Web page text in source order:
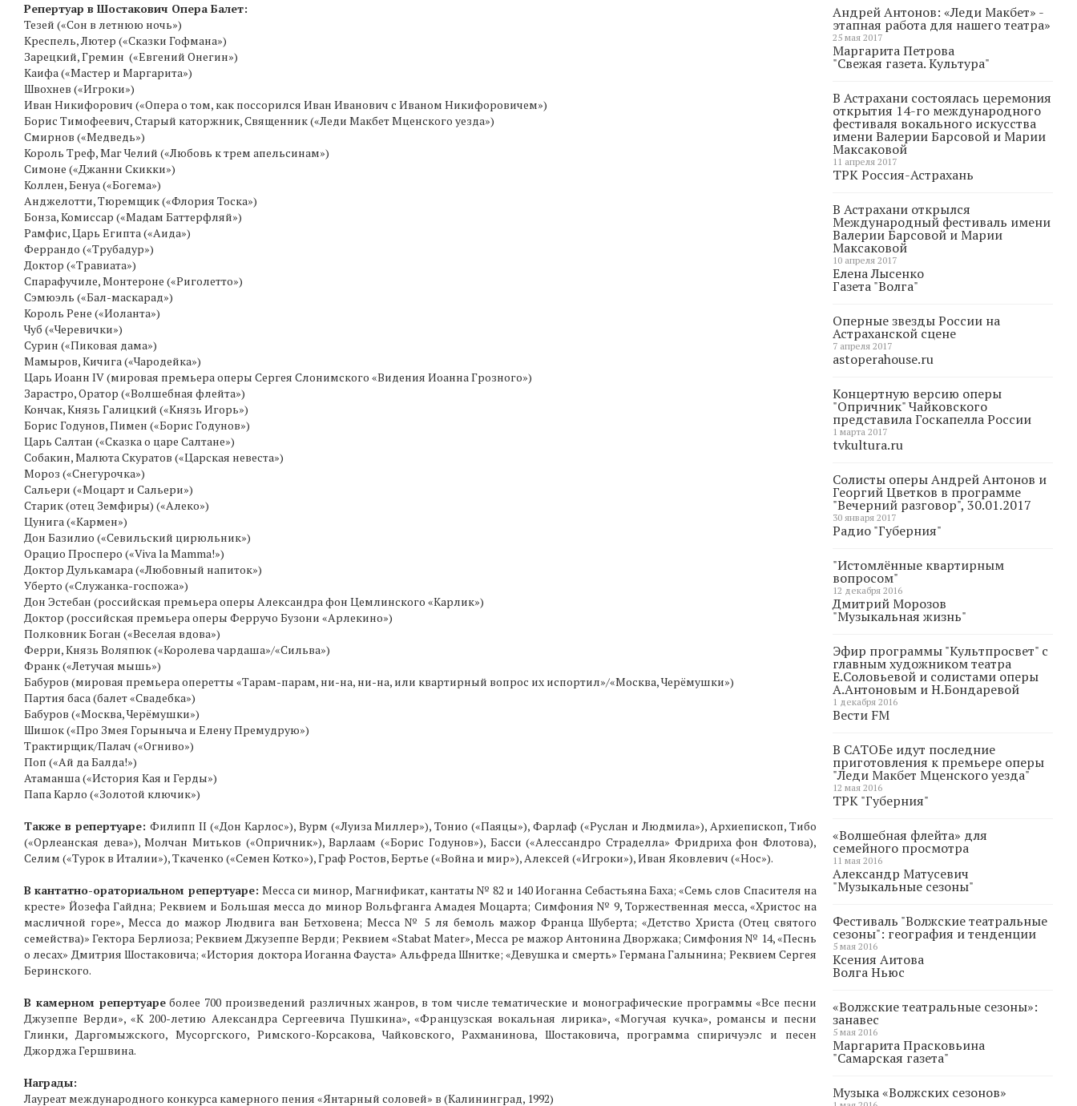
Андрей Антонов: «Леди Макбет» -
этапная работа для нашего театра»
25 мая 2017
Маргарита Петрова
"Свежая газета. Культура"
В Астрахани состоялась церемония
открытия 14-го международного
фестиваля вокального искусства
имени Валерии Барсовой и Марии
Максаковой
11 апреля 2017
ТРК Россия-Астрахань
В Астрахани открылся
Международный фестиваль имени
Валерии Барсовой и Марии
Максаковой
10 апреля 2017
Елена Лысенко
Газета "Волга"
Оперные звезды России на
Астраханской сцене
7 апреля 2017
astoperahouse.ru
Концертную версию оперы
"Опричник" Чайковского
представила Госкапелла России
1 марта 2017
tvkultura.ru
Солисты оперы Андрей Антонов и
Георгий Цветков в программе
"Вечерний разговор", 30.01.2017
30 января 2017
Радио "Губерния"
"Истомлённые квартирным
вопросом"
12 декабря 2016
Дмитрий Морозов
"Музыкальная жизнь"
Эфир программы "Культпросвет" с
главным художником театра
Е.Соловьевой и солистами оперы
А.Антоновым и Н.Бондаревой
1 декабря 2016
Вести FM
В САТОБе идут последние
приготовления к премьере оперы
"Леди Макбет Мценского уезда"
12 мая 2016
ТРК "Губерния"
«Волшебная флейта» для
семейного просмотра
11 мая 2016
Александр Матусевич
"Музыкальные сезоны"
Фестиваль "Волжские театральные
сезоны": география и тенденции
5 мая 2016
Ксения Аитова
Волга Ньюс
«Волжские театральные сезоны»:
занавес
5 мая 2016
Маргарита Прасковьина
"Самарская газета"
Музыка «Волжских сезонов»
Репертуар в Шостакович Опера Балет:
Тезей («Сон в летнюю ночь»)
Креспель, Лютер («Сказки Гофмана»)
Зарецкий, Гремин («Евгений Онегин»)
Каифа («Мастер и Маргарита»)
Швохнев («Игроки»)
Иван Никифорович («Опера о том, как поссорился Иван Иванович с Иваном Никифоровичем»)
Борис Тимофеевич, Старый каторжник, Священник («Леди Макбет Мценского уезда»)
Смирнов («Медведь»)
Король Треф, Маг Челий («Любовь к трем апельсинам»)
Симоне («Джанни Скикки»)
Коллен, Бенуа («Богема»)
Анджелотти, Тюремщик («Флория Тоска»)
Бонза, Комиссар («Мадам Баттерфляй»)
Рамфис, Царь Египта («Аида»)
Феррандо («Трубадур»)
Доктор («Травиата»)
Спарафучиле, Монтероне («Риголетто»)
Сэмюэль («Бал-маскарад»)
Король Рене («Иоланта»)
Чуб («Черевички»)
Сурин («Пиковая дама»)
Мамыров, Кичига («Чародейка»)
Царь Иоанн IV (мировая премьера оперы Сергея Слонимского «Видения Иоанна Грозного»)
Зарастро, Оратор («Волшебная флейта»)
Кончак, Князь Галицкий («Князь Игорь»)
Борис Годунов, Пимен («Борис Годунов»)
Царь Салтан («Сказка о царе Салтане»)
Собакин, Малюта Скуратов («Царская невеста»)
Мороз («Снегурочка»)
Сальери («Моцарт и Сальери»)
Старик (отец Земфиры) («Алеко»)
Цунига («Кармен»)
Дон Базилио («Севильский цирюльник»)
Орацио Просперо («Viva la Mamma!»)
Доктор Дулькамара («Любовный напиток»)
Уберто («Служанка-госпожа»)
Дон Эстебан (российская премьера оперы Александра фон Цемлинского «Карлик»)
Доктор (российская премьера оперы Ферручо Бузони «Арлекино»)
Полковник Боган («Веселая вдова»)
Ферри, Князь Воляпюк («Королева чардаша»/«Сильва»)
Франк («Летучая мышь»)
Бабуров (мировая премьера оперетты «Тарам-парам, ни-на, ни-на, или квартирный вопрос их испортил»/«Москва, Черёмушки»)
Партия баса (балет «Свадебка»)
Бабуров («Москва, Черёмушки»)
Шишок («Про Змея Горыныча и Елену Премудрую»)
Трактирщик/Палач («Огниво»)
Поп («Ай да Балда!»)
Атаманша («История Кая и Герды»)
Папа Карло («Золотой ключик»)
Также в репертуаре: Филипп II («Дон Карлос»), Вурм («Луиза Миллер»), Тонио («Паяцы»), Фарлаф («Руслан и Людмила»), Архиепископ, Тибо
(«Орлеанская дева»), Молчан Митьков («Опричник»), Варлаам («Борис Годунов»), Басси («Алессандро Страделла» Фридриха фон Флотова),
Селим («Турок в Италии»), Ткаченко («Семен Котко»), Граф Ростов, Бертье («Война и мир»), Алексей («Игроки»), Иван Яковлевич («Нос»).
В кантатно-ораториальном репертуаре: Месса си минор, Магнификат, кантаты № 82 и 140 Иоганна Себастьяна Баха; «Семь слов Спасителя на
кресте» Йозефа Гайдна; Реквием и Большая месса до минор Вольфганга Амадея Моцарта; Симфония № 9, Торжественная месса, «Христос на
масличной горе», Месса до мажор Людвига ван Бетховена; Месса № 5 ля бемоль мажор Франца Шуберта; «Детство Христа (Отец святого
семейства)» Гектора Берлиоза; Реквием Джузеппе Верди; Реквием «Stabat Mater», Месса ре мажор Антонина Дворжака; Симфония № 14, «Песнь
о лесах» Дмитрия Шостаковича; «История доктора Иоганна Фауста» Альфреда Шнитке; «Девушка и смерть» Германа Галынина; Реквием Сергея
Беринского.
В камерном репертуареболее 700 произведений различных жанров, в том числе тематические и монографические программы «Все песни
Джузеппе Верди», «К 200-летию Александра Сергеевича Пушкина», «Французская вокальная лирика», «Могучая кучка», романсы и песни
Глинки, Даргомыжского, Мусоргского, Римского-Корсакова, Чайковского, Рахманинова, Шостаковича, программа спиричуэлс и песен
Джорджа Гершвина.
Награды:
Лауреат международного конкурса камерного пения «Янтарный соловей» в (Калининград, 1992)